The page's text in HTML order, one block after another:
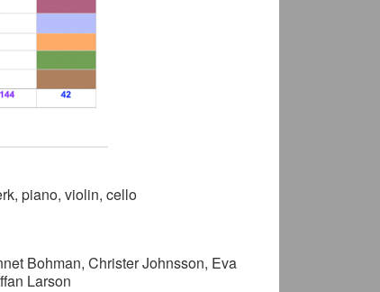
piano, violin, cello
Bohman, Christer Johnsson, Eva
Larson